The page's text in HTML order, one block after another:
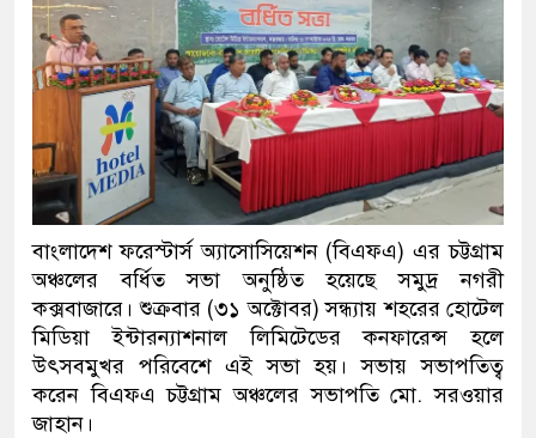
বাংলাদেশ ফরেস্টার্স অ্যাসোসিয়েশন (বিএফএ) এর চট্টগ্রাম
অঞ্চলের বর্ধিত সভা অনুষ্ঠিত হয়েছে সমুদ্র নগরী
কক্সবাজারে। শুক্রবার (৩১ অক্টোবর) সন্ধ্যায় শহরের হোটেল
মিডিয়া ইন্টারন্যাশনাল লিমিটেডের কনফারেন্স হলে
উৎসবমুখর পরিবেশে এই সভা হয়। সভায় সভাপতিত্ব
করেন বিএফএ চট্টগ্রাম অঞ্চলের সভাপতি মো. সরওয়ার
জাহান।